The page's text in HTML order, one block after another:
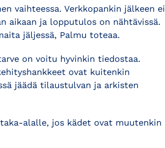
vaihteessa. Verkkopankin jälkeen ei
aikaan ja lopputulos on nähtävissä.
jäljessä, Palmu toteaa.
on voitu hyvinkin tiedostaa.
ovat kuitenkin
jäädä tilaustulvan ja arkisten
alalle, jos kädet ovat muutenkin